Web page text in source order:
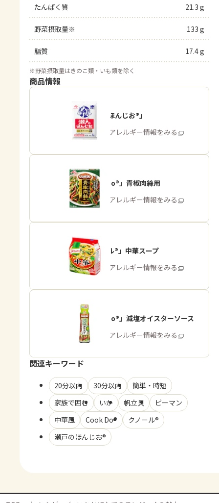
たんぱく質 21.3 g
野菜摂取量※ 133 g
脂質 17.4 g
※野菜摂取量はきのこ類・いも類を除く
商品情報
「瀬戸のほんじお®」
商品・アレルギー情報をみる
「Cook Do®」青椒肉絲用
商品・アレルギー情報をみる
「クノール®」中華スープ
商品・アレルギー情報をみる
「Cook Do®」減塩オイスターソース
商品・アレルギー情報をみる
関連キーワード
20分以内 30分以内
簡単・時短
家族で囲む
いか 帆立貝
ピーマン
中華風
Cook Do®
クノール®
瀬戸のほんじお®